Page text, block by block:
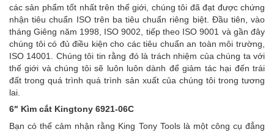
các sản phẩm tốt nhất trên thế giới, chúng tôi đã đạt được chứng
nhận tiêu chuẩn ISO trên ba tiêu chuẩn riêng biệt. Đầu tiên, vào
tháng Giêng năm 1998, ISO 9002, tiếp theo ISO 9001 và gần đây
chúng tôi có đủ điều kiện cho các tiêu chuẩn an toàn môi trường,
ISO 14001. Chúng tôi tin rằng đó là trách nhiệm của chúng ta với
thế giới và chúng tôi sẽ luôn luôn dành để giảm tác hại đến trái
đất trong quá trình quá trình sản xuất của chúng tôi trong tương
lai.
6" Kìm cắt Kingtony 6921-06C
Bạn có thể cảm nhận rằng King Tony Tools là một công cụ đẳng